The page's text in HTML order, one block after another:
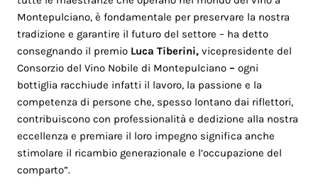
Montepulciano, è fondamentale per preservare la nostra
tradizione e garantire il futuro del settore – ha detto
consegnando il premio Luca Tiberini,vicepresidente del
Consorzio del Vino Nobile di Montepulciano –ogni
bottiglia racchiude infatti il lavoro, la passione e la
competenza di persone che, spesso lontano dai riflettori,
contribuiscono con professionalità e dedizione alla nostra
eccellenza e premiare il loro impegno significa anche
stimolare il ricambio generazionale e l’occupazione del
comparto”.